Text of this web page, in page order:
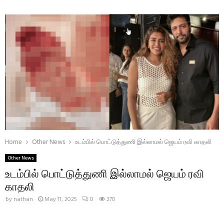
Home Other News உடம்பில் பொட்டுத்துணி இல்லாமல் ஜெயம் ரவி காதலி
Other News
உடம்பில் பொட்டுத்துணி இல்லாமல் ஜெயம் ரவி
காதலி
by nathan May 11, 2025 0 270